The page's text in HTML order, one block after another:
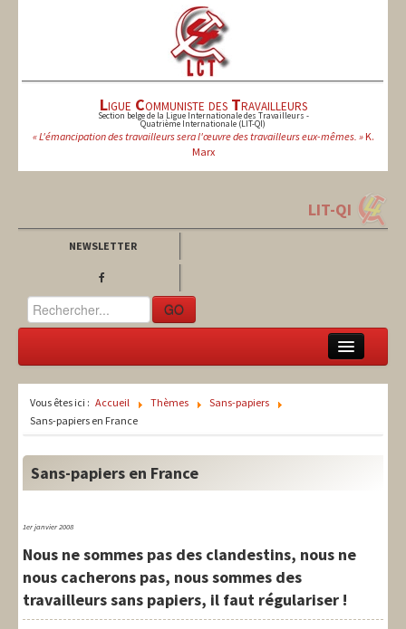
Ligue Communiste des Travailleurs
Section belge de la Ligue Internationale des Travailleurs -
Quatrième Internationale (LIT-QI)
« L'émancipation des travailleurs sera l'œuvre des travailleurs eux-mêmes. »K.
Marx
LIT-QI
NEWSLETTER
GO
National
International
Syndical
Vous êtes ici : Accueil Thèmes
Sans-papiers
Sans-papiers en France
Sans-papiers en France
1er janvier 2008
Nous ne sommes pas des clandestins, nous ne
nous cacherons pas, nous sommes des
travailleurs sans papiers, il faut régulariser !